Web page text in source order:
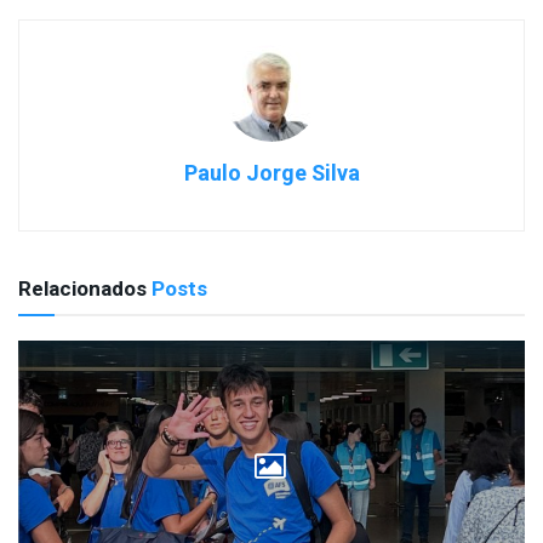
Paulo Jorge Silva
Relacionados Posts